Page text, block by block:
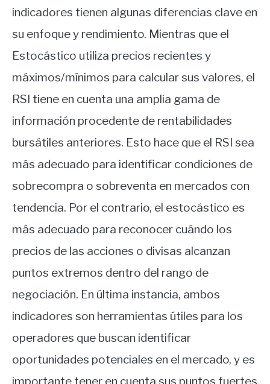
indicadores tienen algunas diferencias clave en
su enfoque y rendimiento. Mientras que el
Estocástico utiliza precios recientes y
máximos/mínimos para calcular sus valores, el
RSI tiene en cuenta una amplia gama de
información procedente de rentabilidades
bursátiles anteriores. Esto hace que el RSI sea
más adecuado para identificar condiciones de
sobrecompra o sobreventa en mercados con
tendencia. Por el contrario, el estocástico es
más adecuado para reconocer cuándo los
precios de las acciones o divisas alcanzan
puntos extremos dentro del rango de
negociación. En última instancia, ambos
indicadores son herramientas útiles para los
operadores que buscan identificar
oportunidades potenciales en el mercado, y es